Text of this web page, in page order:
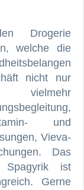
Drogerie
welche die
nicht nur
vielmehr
und
Vieva-
Das
Spagyrik ist
Gerne